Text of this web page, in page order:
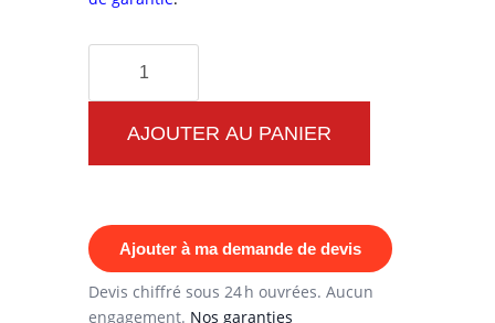
quantité
de
Machine
de
Pulley
Prone
Leg
AJOUTER AU PANIER
Ajouter à ma demande de devis
Devis chiffré sous 24 h ouvrées. Aucun
engagement. Nos garanties